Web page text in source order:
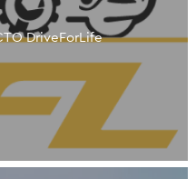
DriveForLife